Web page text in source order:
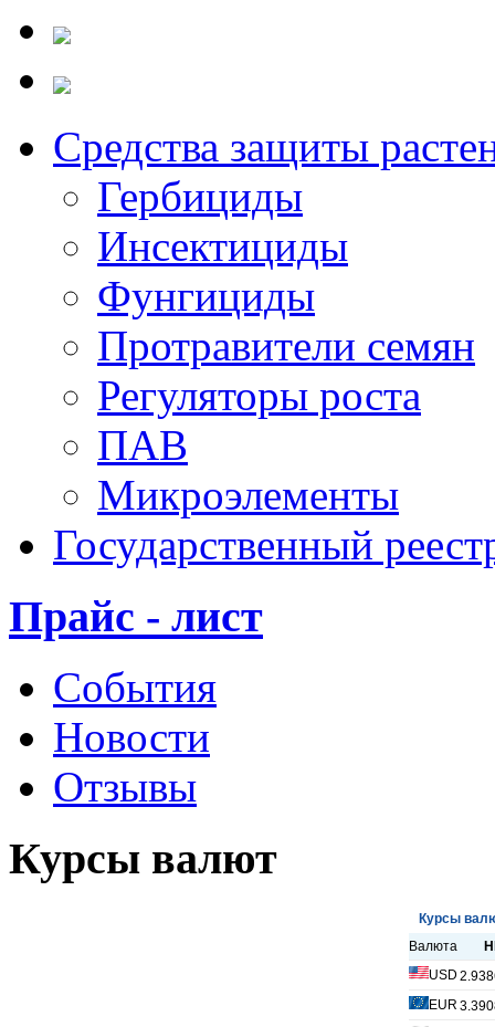
Средства защиты
Гербициды
Инсектициды
Фунгициды
Протравители семян
Регуляторы роста
ПАВ
Микроэлементы
Государственный
Прайс - лист
События
Новости
Отзывы
Курсы валют